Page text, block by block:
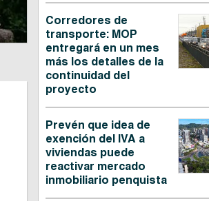
Corredores de
transporte: MOP
entregará en un mes
más los detalles de la
continuidad del
proyecto
Prevén que idea de
exención del IVA a
viviendas puede
reactivar mercado
inmobiliario penquista